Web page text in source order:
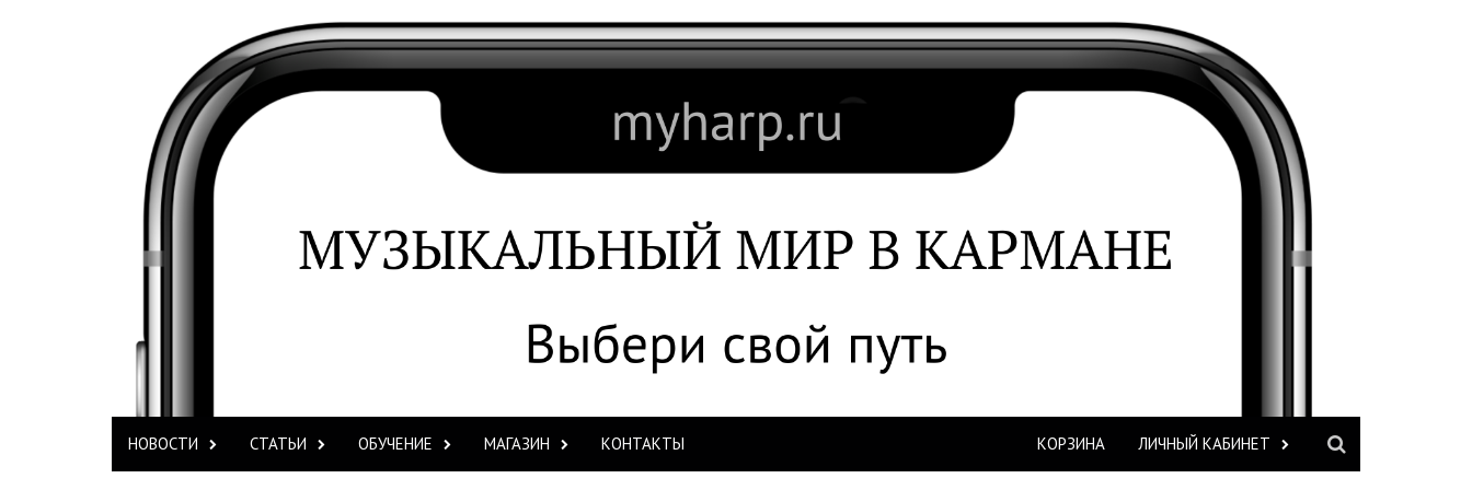
НОВОСТИ СТАТЬИ ОБУЧЕНИЕ МАГАЗИН КОНТАКТЫ КОРЗИНА ЛИЧНЫЙ КАБИНЕТ